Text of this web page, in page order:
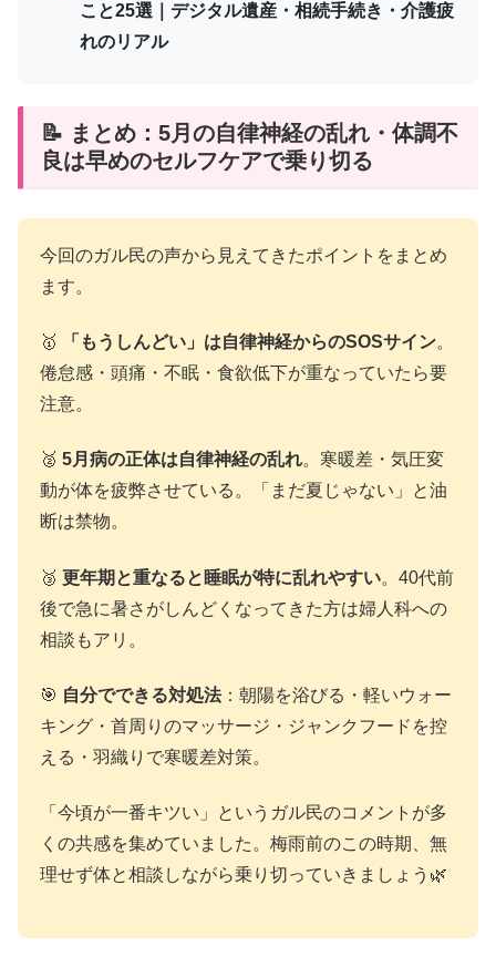
こと25選｜デジタル遺産・相続手続き・介護疲
れのリアル
📝 まとめ：5月の自律神経の乱れ・体調不
良は早めのセルフケアで乗り切る
今回のガル民の声から見えてきたポイントをまとめ
ます。
🥇 「もうしんどい」は自律神経からのSOSサイン。
倦怠感・頭痛・不眠・食欲低下が重なっていたら要
注意。
🥈 5月病の正体は自律神経の乱れ。寒暖差・気圧変
動が体を疲弊させている。「まだ夏じゃない」と油
断は禁物。
🥉 更年期と重なると睡眠が特に乱れやすい。40代前
後で急に暑さがしんどくなってきた方は婦人科への
相談もアリ。
🎯 自分でできる対処法：朝陽を浴びる・軽いウォー
キング・首周りのマッサージ・ジャンクフードを控
える・羽織りで寒暖差対策。
「今頃が一番キツい」というガル民のコメントが多
くの共感を集めていました。梅雨前のこの時期、無
理せず体と相談しながら乗り切っていきましょう🌿